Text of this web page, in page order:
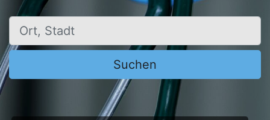
Ort, Stadt
Suchen